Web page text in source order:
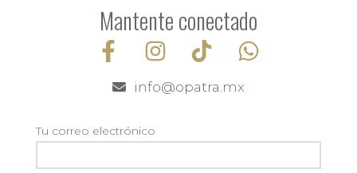
Mantente conectado
info@opatra.mx
Tu correo electrónico